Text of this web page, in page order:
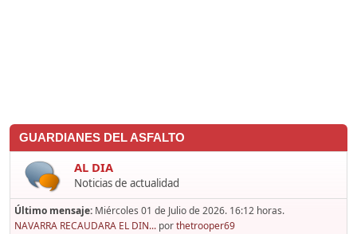
GUARDIANES DEL ASFALTO
AL DIA
Noticias de actualidad
Último mensaje: Miércoles 01 de Julio de 2026. 16:12 horas.
NAVARRA RECAUDARA EL DIN... porthetrooper69